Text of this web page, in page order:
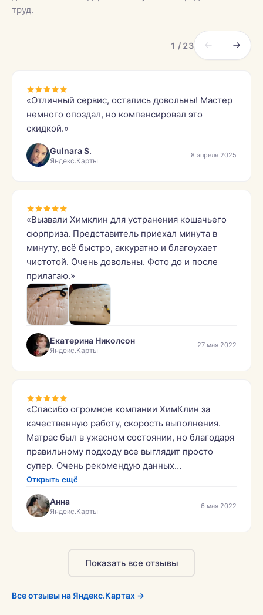
труд.
1 / 23
«Отличный сервис, остались довольны! Мастер
немного опоздал, но компенсировал это
скидкой.»
Gulnara S.
Яндекс.Карты
8 апреля 2025
«Вызвали Химклин для устранения кошачьего
сюрприза. Представитель приехал минута в
минуту, всё быстро, аккуратно и благоухает
чистотой. Очень довольны. Фото до и после
прилагаю.»
Екатерина Николсон
Яндекс.Карты
27 мая 2022
«Спасибо огромное компании ХимКлин за
качественную работу, скорость выполнения.
Матрас был в ужасном состоянии, но благодаря
правильному подходу все выглядит просто
супер. Очень рекомендую данных
специалистов!»
Открыть ещё
Анна
Яндекс.Карты
6 мая 2022
Показать все отзывы
Все отзывы на Яндекс.Картах →